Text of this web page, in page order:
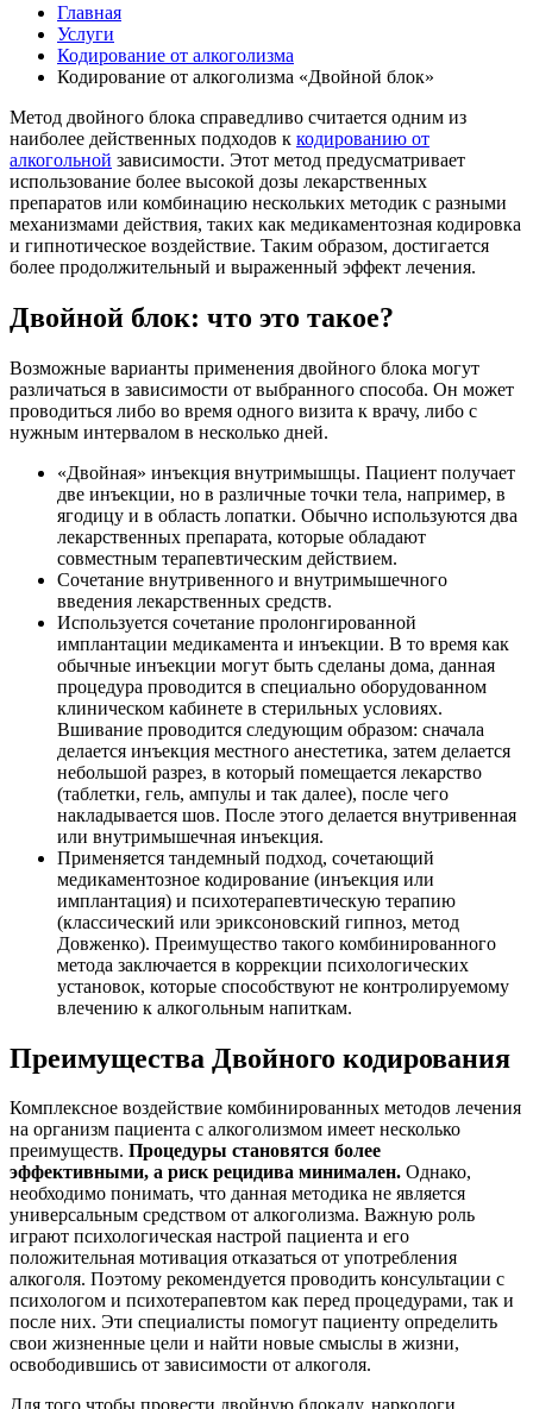
Главная
Услуги
Кодирование от алкоголизма
Кодирование от алкоголизма «Двойной блок»
Метод двойного блока справедливо считается одним из
наиболее действенных подходов к кодированию от
алкогольной зависимости. Этот метод предусматривает
использование более высокой дозы лекарственных
препаратов или комбинацию нескольких методик с разными
механизмами действия, таких как медикаментозная кодировка
и гипнотическое воздействие. Таким образом, достигается
более продолжительный и выраженный эффект лечения.
Двойной блок: что это такое?
Возможные варианты применения двойного блока могут
различаться в зависимости от выбранного способа. Он может
проводиться либо во время одного визита к врачу, либо с
нужным интервалом в несколько дней.
«Двойная» инъекция внутримышцы. Пациент получает
две инъекции, но в различные точки тела, например, в
ягодицу и в область лопатки. Обычно используются два
лекарственных препарата, которые обладают
совместным терапевтическим действием.
Сочетание внутривенного и внутримышечного
введения лекарственных средств.
Используется сочетание пролонгированной
имплантации медикамента и инъекции. В то время как
обычные инъекции могут быть сделаны дома, данная
процедура проводится в специально оборудованном
клиническом кабинете в стерильных условиях.
Вшивание проводится следующим образом: сначала
делается инъекция местного анестетика, затем делается
небольшой разрез, в который помещается лекарство
(таблетки, гель, ампулы и так далее), после чего
накладывается шов. После этого делается внутривенная
или внутримышечная инъекция.
Применяется тандемный подход, сочетающий
медикаментозное кодирование (инъекция или
имплантация) и психотерапевтическую терапию
(классический или эриксоновский гипноз, метод
Довженко). Преимущество такого комбинированного
метода заключается в коррекции психологических
установок, которые способствуют не контролируемому
влечению к алкогольным напиткам.
Преимущества Двойного кодирования
Комплексное воздействие комбинированных методов лечения
на организм пациента с алкоголизмом имеет несколько
преимуществ. Процедуры становятся более
эффективными, а риск рецидива минимален. Однако,
необходимо понимать, что данная методика не является
универсальным средством от алкоголизма. Важную роль
играют психологическая настрой пациента и его
положительная мотивация отказаться от употребления
алкоголя. Поэтому рекомендуется проводить консультации с
психологом и психотерапевтом как перед процедурами, так и
после них. Эти специалисты помогут пациенту определить
свои жизненные цели и найти новые смыслы в жизни,
освободившись от зависимости от алкоголя.